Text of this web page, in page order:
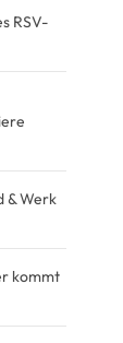
RSV-
& Werk
kommt